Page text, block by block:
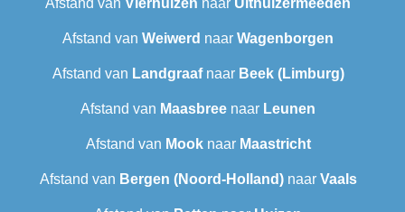
Afstand van Vierhuizen naar Uithuizermeeden
Afstand van Weiwerd naar Wagenborgen
Afstand van Landgraafnaar Beek (Limburg)
Afstand van Maasbree naar Leunen
Afstand van Mooknaar Maastricht
Afstand van Bergen (Noord-Holland)naar Vaals